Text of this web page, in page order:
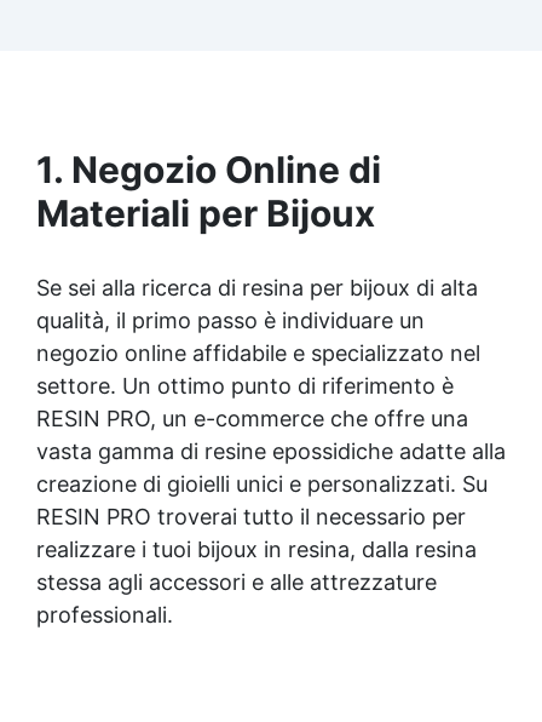
1. Negozio Online di
Materiali per Bijoux
Se sei alla ricerca di resina per bijoux di alta
qualità, il primo passo è individuare un
negozio online affidabile e specializzato nel
settore. Un ottimo punto di riferimento è
RESIN PRO, un e-commerce che offre una
vasta gamma di resine epossidiche adatte alla
creazione di gioielli unici e personalizzati. Su
RESIN PRO troverai tutto il necessario per
realizzare i tuoi bijoux in resina, dalla resina
stessa agli accessori e alle attrezzature
professionali.